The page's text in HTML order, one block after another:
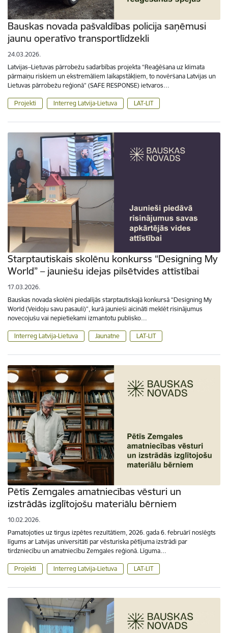
Bauskas novada pašvaldības policija saņēmusi
jaunu operatīvo transportlīdzekli
24.03.2026.
Latvijas–Lietuvas pārrobežu sadarbības projekta “Reaģēšana uz klimata
pārmaiņu riskiem un ekstremāliem laikapstākļiem, to novēršana Latvijas un
Lietuvas pārrobežu reģionā” (SAFE RESPONSE) ietvaros…
Projekti Interreg Latvija-Lietuva LAT-LIT
Starptautiskais skolēnu konkurss “Designing My
World” – jauniešu idejas pilsētvides attīstībai
17.03.2026.
Bauskas novada skolēni piedalījās starptautiskajā konkursā “Designing My
World (Veidoju savu pasauli)”, kurā jaunieši aicināti meklēt risinājumus
novecojušu vai nepietiekami izmantotu publisko…
Interreg Latvija-Lietuva Jaunatne LAT-LIT
Pētīs Zemgales amatniecības vēsturi un
izstrādās izglītojošu materiālu bērniem
10.02.2026.
Pamatojoties uz tirgus izpētes rezultātiem, 2026. gada 6. februārī noslēgts
līgums ar Latvijas universitāti par vēsturiska pētījuma izstrādi par
tirdzniecību un amatniecību Zemgales reģionā. Līguma…
Projekti Interreg Latvija-Lietuva LAT-LIT